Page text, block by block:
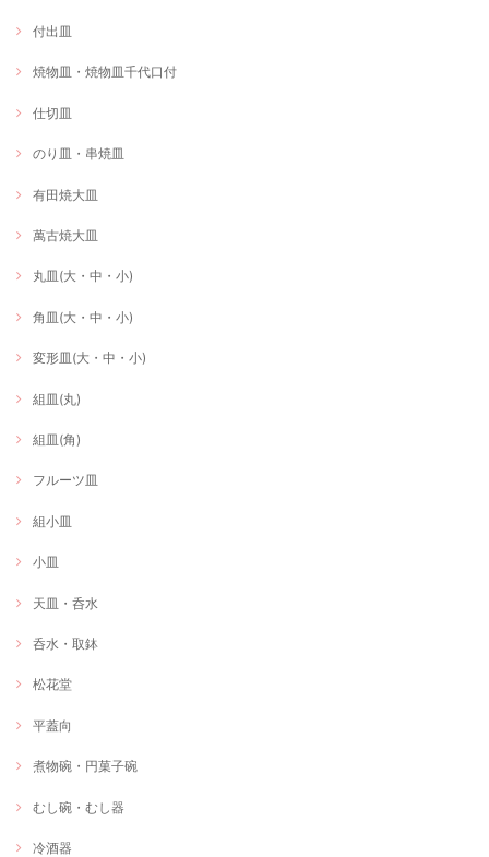
付出皿
焼物皿・焼物皿千代口付
仕切皿
のり皿・串焼皿
有田焼大皿
萬古焼大皿
丸皿(大・中・小)
角皿(大・中・小)
変形皿(大・中・小)
組皿(丸)
組皿(角)
フルーツ皿
組小皿
小皿
天皿・呑水
呑水・取鉢
松花堂
平蓋向
煮物碗・円菓子碗
むし碗・むし器
冷酒器